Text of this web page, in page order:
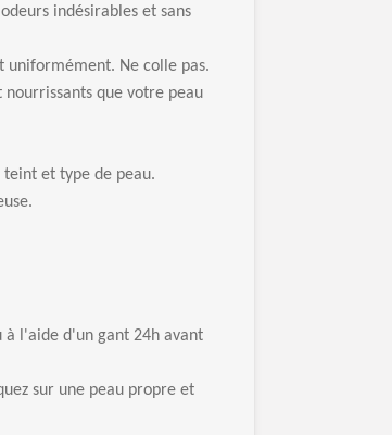
indésirables et sans
uniformément. Ne colle pas.
nourrissants que votre peau
et type de peau.
à l'aide d'un gant 24h avant
sur une peau propre et